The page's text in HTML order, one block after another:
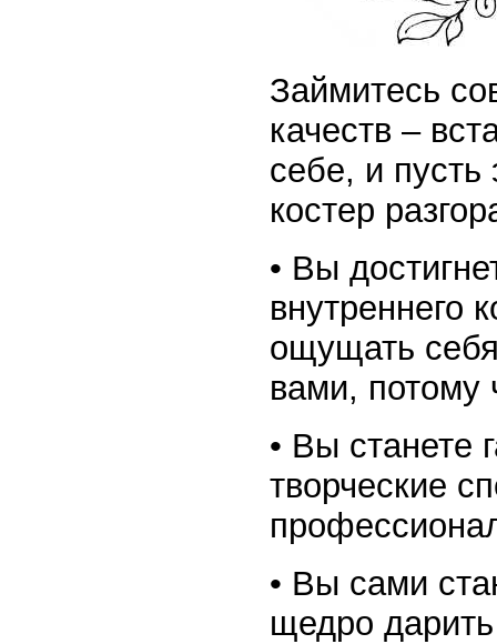
Займитесь
качеств –
себе, и
костер
• Вы
внутреннего
ощущать
вами, потому
• Вы станете
творческие
• Вы сами
щедро